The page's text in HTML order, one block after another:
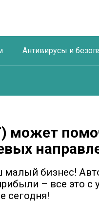
Антивирусы и
может
малый бизнес!
– все это
сегодня!